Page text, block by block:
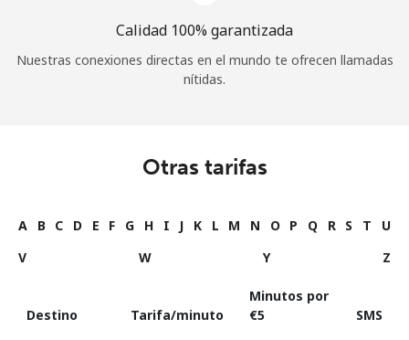
Calidad 100% garantizada
Nuestras conexiones directas en el mundo te ofrecen llamadas
nítidas.
Otras tarifas
A B C D E F G H I J K L M N O P Q R S T
U
V
W Y Z
Destino Tarifa/minuto
Minutos por
⁦€5⁩
SMS